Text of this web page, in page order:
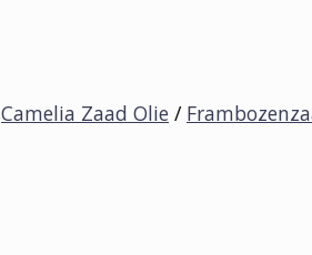
Camelia Zaad Olie /